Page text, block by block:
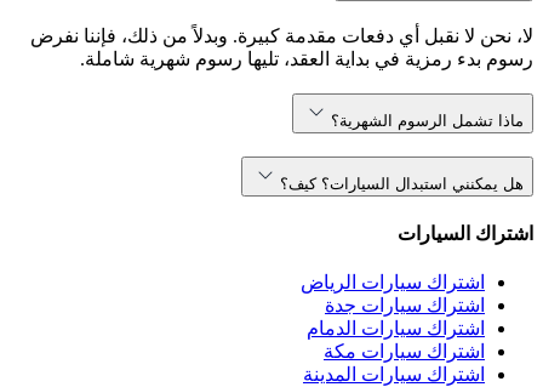
لا، نحن لا نقبل أي دفعات مقدمة كبيرة. وبدلاً من ذلك، فإننا نفرض
رسوم بدء رمزية في بداية العقد، تليها رسوم شهرية شاملة.
ماذا تشمل الرسوم الشهرية؟
هل يمكنني استبدال السيارات؟ كيف؟
اشتراك السيارات
اشتراك سيارات الرياض
اشتراك سيارات جدة
اشتراك سيارات الدمام
اشتراك سيارات مكة
اشتراك سيارات المدينة